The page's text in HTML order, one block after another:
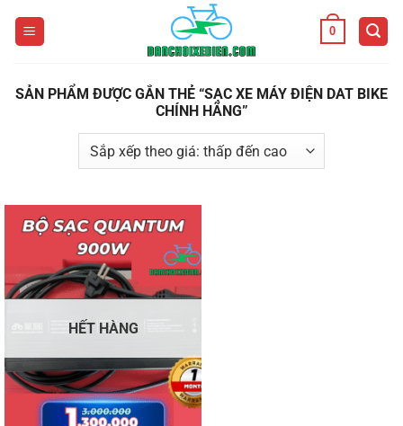
0
SẢN PHẨM ĐƯỢC GẮN THẺ “SẠC XE MÁY ĐIỆN DAT BIKE
CHÍNH HÃNG”
HẾT HÀNG